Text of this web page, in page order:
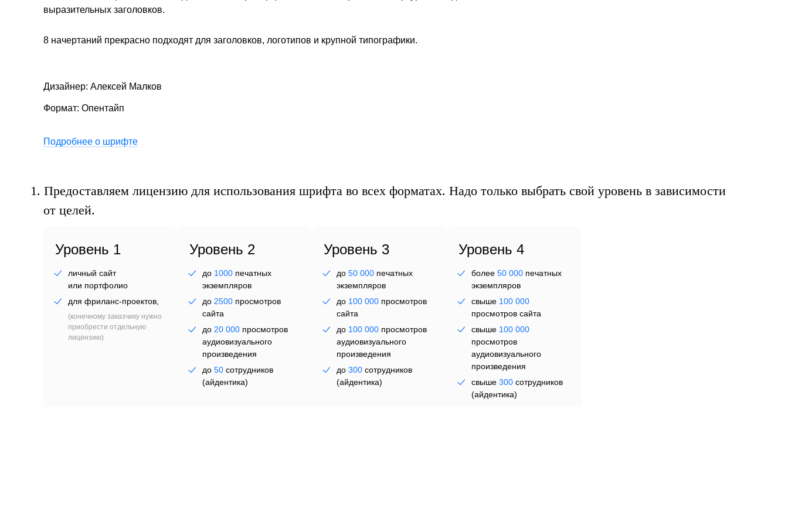
ночью»
выразительных заголовков.
8 начертаний прекрасно подходят для заголовков, логотипов и крупной типографики.
Дизайнер: Алексей Малков
Формат: Опентайп
Подробнее о шрифте
1. Предоставляем лицензию для использования шрифта во всех форматах. Надо только выбрать свой уровень в зависимости
от целей.
Уровень 1
личный сайт
или портфолио
для фриланс-проектов,
(конечному заказчику нужно
приобрести отдельную
лицензию)
Уровень 2
до 1000 печатных
экземпляров
до 2500 просмотров
сайта
до 20 000 просмотров
аудиовизуального
произведения
до50 сотрудников
(айдентика)
Уровень 3
до50 000 печатных
экземпляров
до 100 000 просмотров
сайта
до 100 000 просмотров
аудиовизуального
произведения
до300 сотрудников
(айдентика)
Уровень 4
более 50 000печатных
экземпляров
свыше 100 000
просмотров сайта
свыше 100 000
просмотров
аудиовизуального
произведения
свыше 300сотрудников
(айдентика)